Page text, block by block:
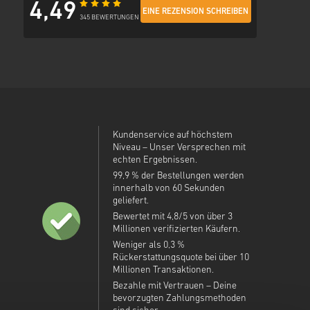
4,49 345 BEWERTUNGEN
EINE REZENSION SCHREIBEN
Kundenservice auf höchstem
Niveau – Unser Versprechen mit
echten Ergebnissen.
99,9 % der Bestellungen werden
innerhalb von 60 Sekunden
geliefert.
Bewertet mit 4,8/5 von über 3
Millionen verifizierten Käufern.
Weniger als 0,3 %
Rückerstattungsquote bei über 10
Millionen Transaktionen.
Bezahle mit Vertrauen – Deine
bevorzugten Zahlungsmethoden